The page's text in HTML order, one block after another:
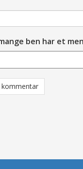
ben har et